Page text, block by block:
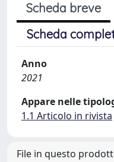
Scheda breve
Scheda
Anno
2021
Appare nelle
1.1 Articolo in rivista
File in questo